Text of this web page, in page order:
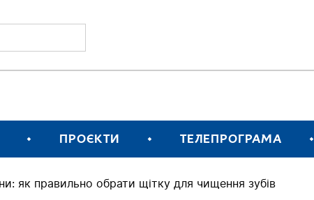
ПРОЄКТИ ТЕЛЕПРОГРАМА
як правильно обрати щітку для чищення зубів